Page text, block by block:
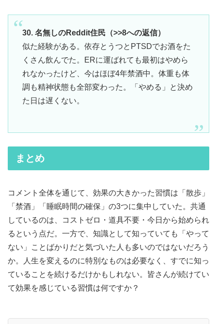
30. 名無しのReddit住民（>>8への返信）
似た経験がある。依存とうつとPTSDでお酒をた
くさん飲んでた。ERに運ばれても最初はやめら
れなかったけど、今はほぼ4年禁酒中。体重も体
調も精神状態も全部変わった。「やめる」と決め
た日は遅くない。
まとめ
コメント全体を通じて、効果の大きかった習慣は「散歩」
「禁酒」「睡眠時間の確保」の3つに集中していた。共通
しているのは、コストゼロ・道具不要・今日から始められ
るという点だ。一方で、知識として知っていても「やって
ない」ことばかりだと気づいた人も多いのではないだろう
か。人生を変えるのに特別なものは必要なく、すでに知っ
ていることを続けるだけかもしれない。皆さんが続けてい
て効果を感じている習慣は何ですか？